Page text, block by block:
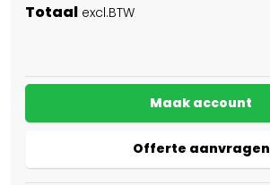
Totaal excl.BTW
Maak account
Offerte aanvragen